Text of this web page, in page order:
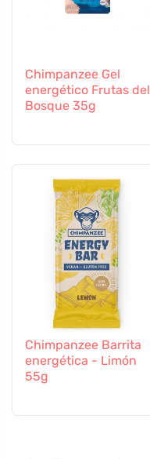
Chimpanzee Gel
energético Frutas del
Bosque 35g
Chimpanzee Barrita
energética - Limón
55g